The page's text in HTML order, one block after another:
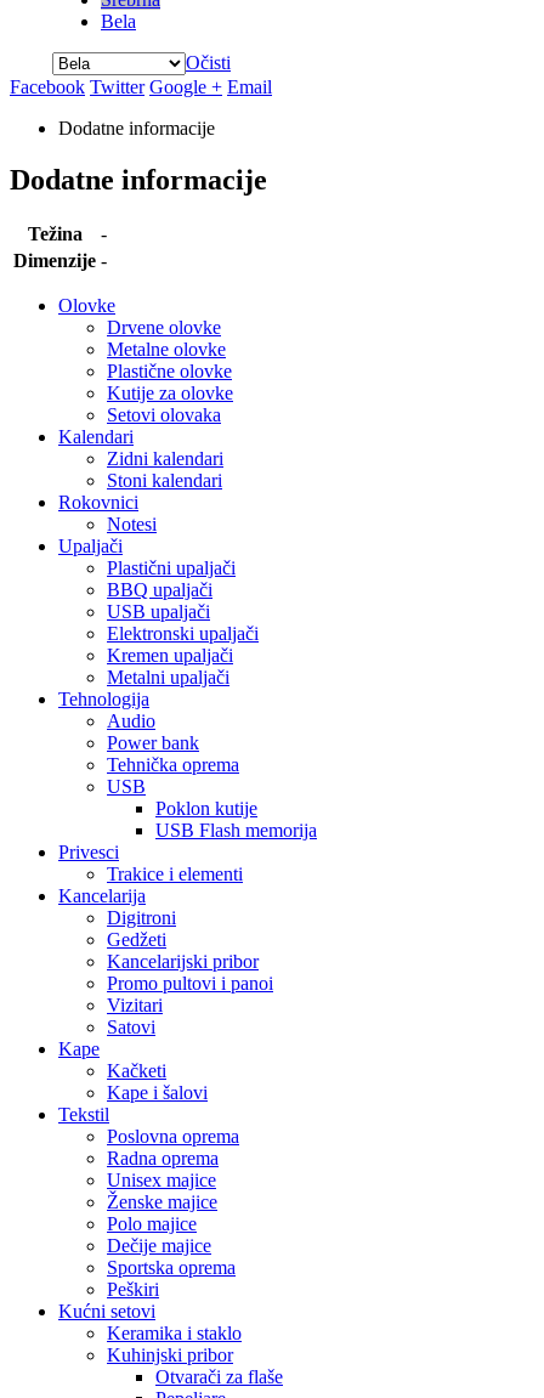
Bela
Očisti
Facebook Twitter Google + Email
Dodatne informacije
Dodatne informacije
Težina
-
Dimenzije -
Olovke
Drvene olovke
Metalne olovke
Plastične olovke
Kutije za olovke
Setovi olovaka
Kalendari
Zidni kalendari
Stoni kalendari
Rokovnici
Notesi
Upaljači
Plastični upaljači
BBQ upaljači
USB upaljači
Elektronski upaljači
Kremen upaljači
Metalni upaljači
Tehnologija
Audio
Power bank
Tehnička oprema
USB
Poklon kutije
USB Flash memorija
Privesci
Trakice i elementi
Kancelarija
Digitroni
Gedžeti
Kancelarijski pribor
Promo pultovi i panoi
Vizitari
Satovi
Kape
Kačketi
Kape i šalovi
Tekstil
Poslovna oprema
Radna oprema
Unisex majice
Ženske majice
Polo majice
Dečije majice
Sportska oprema
Peškiri
Kućni setovi
Keramika i staklo
Kuhinjski pribor
Otvarači za flaše